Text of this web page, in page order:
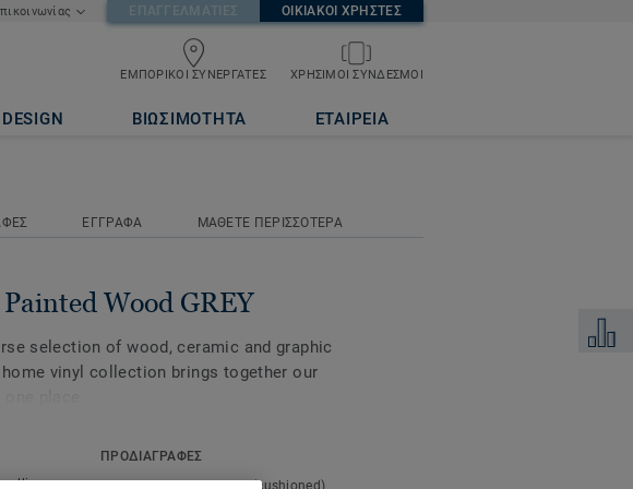
ΕΠΑΓΓΕΛΜΑΤΙΕΣ ΟΙΚΙΑΚΟΙ ΧΡΗΣΤΕΣ
ΕΜΠΟΡΙΚΟΙ ΣΥΝΕΡΓΑΤΕΣ ΧΡΗΣΙΜΟΙ ΣΥΝΔΕΣΜΟΙ
DESIGN ΒΙΩΣΙΜΟΤΗΤΑ ΕΤΑΙΡΕΙΑ
ΕΓΓΡΑΦΑ ΜΑΘΕΤΕ ΠΕΡΙΣΣΟΤΕΡΑ
Wood GREY
selection of wood, ceramic and graphic
home vinyl collection brings together our
selling
ΠΡΟΔΙΑΓΡΑΦΕΣ
Expanded (cushioned)